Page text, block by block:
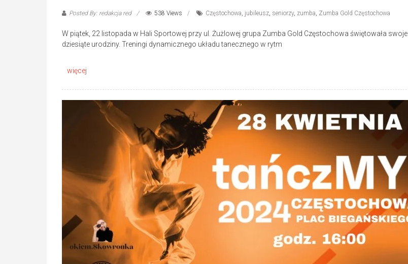
Posted By: redakcja red 538 Views Częstochowa, jubileusz, seniorzy, zumba, Zumba Gold Częstochowa
W piątek, 22 listopada w Hali Sportowej przy ul. Żużlowej grupa Zumba Gold Częstochowa świętowała swoje
dziesiąte urodziny. Treningi dynamicznego układu tanecznego w rytm